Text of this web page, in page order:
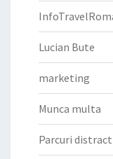
Lucian Bute
marketing
Munca multa
Parcuri